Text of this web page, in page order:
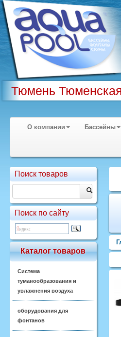
Тюмень
О компании Бассейны
Поиск товаров
Поиск по сайту
Каталог товаров
Система
туманообразования и
увлажнения воздуха
оборудования для
фонтанов